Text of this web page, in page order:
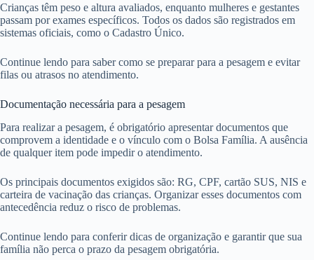
Crianças têm peso e altura avaliados, enquanto mulheres e gestantes
passam por exames específicos. Todos os dados são registrados em
sistemas oficiais, como o Cadastro Único.
Continue lendo para saber como se preparar para a pesagem e evitar
filas ou atrasos no atendimento.
Documentação necessária para a pesagem
Para realizar a pesagem, é obrigatório apresentar documentos que
comprovem a identidade e o vínculo com o Bolsa Família. A ausência
de qualquer item pode impedir o atendimento.
Os principais documentos exigidos são: RG, CPF, cartão SUS, NIS e
carteira de vacinação das crianças. Organizar esses documentos com
antecedência reduz o risco de problemas.
Continue lendo para conferir dicas de organização e garantir que sua
família não perca o prazo da pesagem obrigatória.